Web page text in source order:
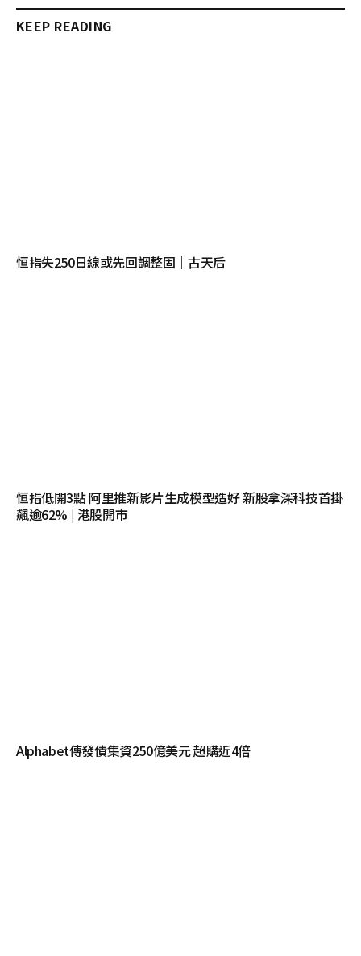
KEEP READING
恒指失250日線或先回調整固｜古天后
恒指低開3點 阿里推新影片生成模型造好 新股拿深科技首掛
飆逾62% | 港股開市
Alphabet傳發債集資250億美元 超購近4倍